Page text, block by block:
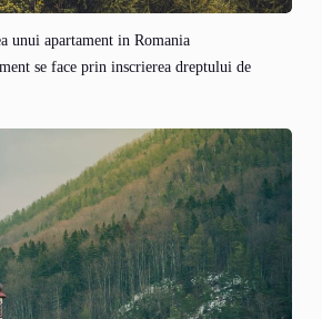
unui apartament in Romania
se face prin inscrierea dreptului de